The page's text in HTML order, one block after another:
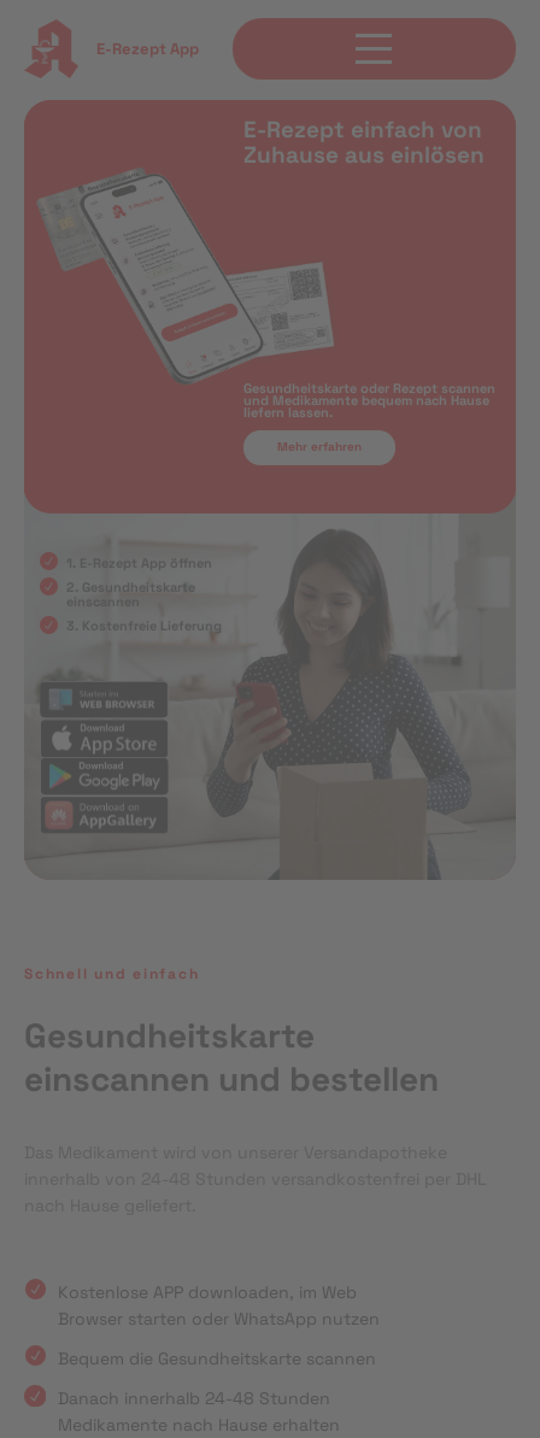
E-Rezept App
E-Rezept einfach von
Zuhause aus einlösen
Gesundheitskarte oder Rezept scannen
und Medikamente bequem nach Hause
liefern lassen.
Mehr erfahren
1. E-Rezept App öffnen
2. Gesundheitskarte
einscannen
3. Kostenfreie Lieferung
Schnell und einfach
Gesundheitskarte
einscannen und bestellen
Kostenlose APP downloaden, im Web
Browser starten oder WhatsApp nutzen
Bequem die Gesundheitskarte scannen
Danach innerhalb 24-48 Stunden
Medikamente nach Hause erhalten